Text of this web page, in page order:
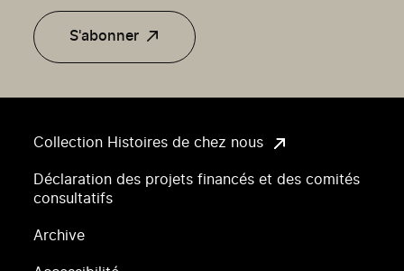
Collection Histoires de chez nous
Déclaration des projets financés et des comités
consultatifs
Archive
S'abonner